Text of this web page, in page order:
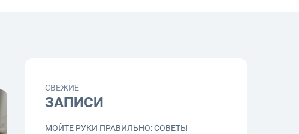
СВЕЖИЕ
ЗАПИСИ
МОЙТЕ РУКИ ПРАВИЛЬНО: СОВЕТЫ